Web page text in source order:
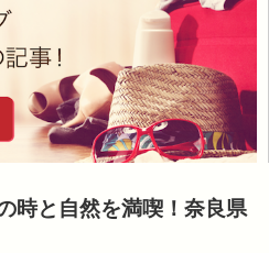
時と自然を満喫！奈良県